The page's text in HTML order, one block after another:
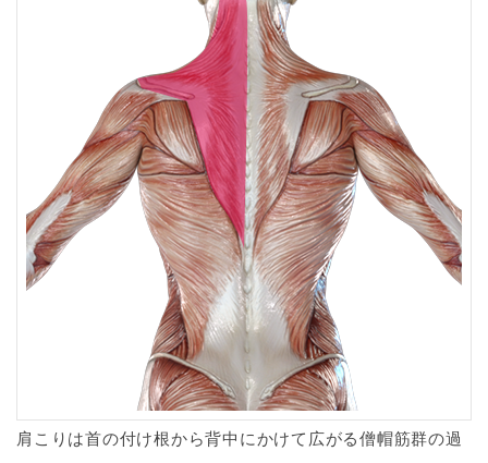
肩こりは首の付け根から背中にかけて広がる僧帽筋群の過